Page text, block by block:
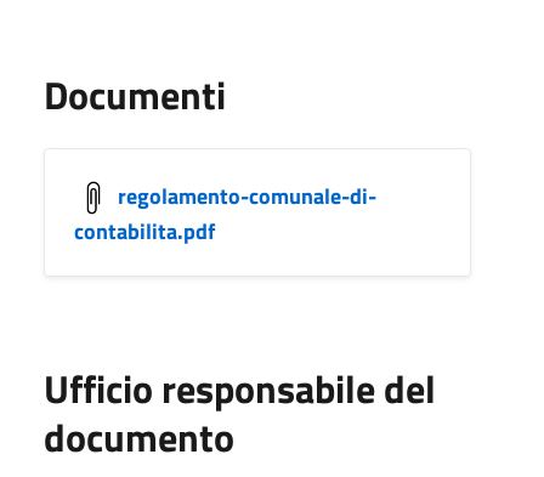
Documenti
regolamento-comunale-di-
contabilita.pdf
Ufficio responsabile del
documento